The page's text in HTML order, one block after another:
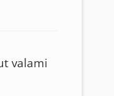
valami